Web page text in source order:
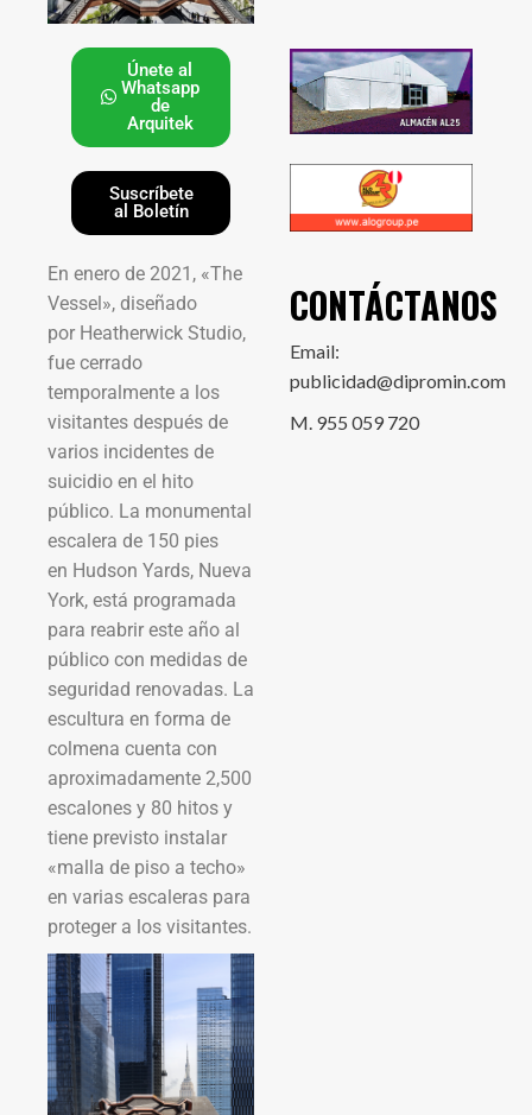
Únete al
Whatsapp
de
Arquitek
Suscríbete
al Boletín
En enero de 2021, «The
Vessel», diseñado
por Heatherwick Studio,
fue cerrado
temporalmente a los
visitantes después de
varios incidentes de
suicidio en el hito
público. La monumental
escalera de 150 pies
en Hudson Yards, Nueva
York, está programada
para reabrir este año al
público con medidas de
seguridad renovadas. La
escultura en forma de
colmena cuenta con
aproximadamente 2,500
escalones y 80 hitos y
tiene previsto instalar
«malla de piso a techo»
en varias escaleras para
proteger a los visitantes.
CONTÁCTANOS
Email:
publicidad@dipromin.com
M. 955 059 720